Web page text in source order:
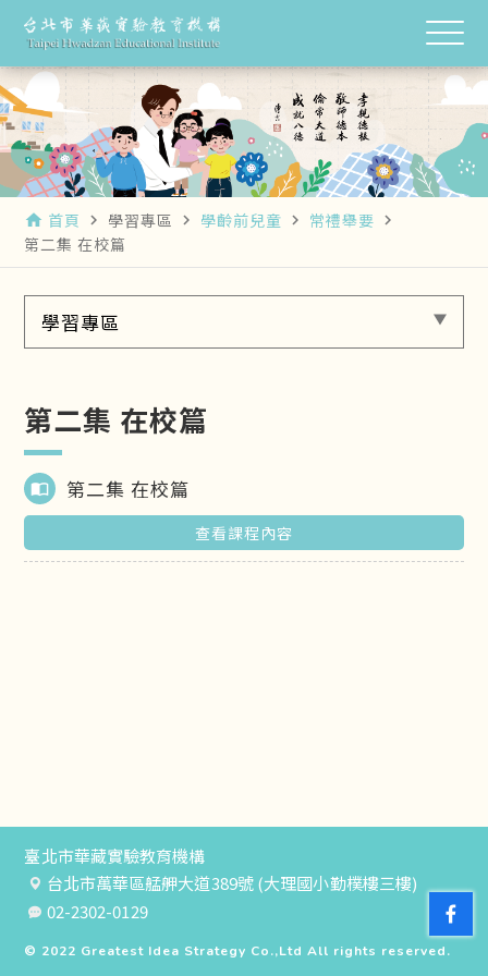
home 首頁 navigate_next 學習專區 navigate_next 學齡前兒童 navigate_next 常禮舉要 navigate_next
第二集 在校篇
學習專區
第二集 在校篇
import_contacts 第二集 在校篇
查看課程內容
臺北市華藏實驗教育機構
台北市萬華區艋舺大道389號 (大理國小勤樸樓三樓)
02-2302-0129
© 2022 Greatest Idea Strategy Co.,Ltd All rights reserved.